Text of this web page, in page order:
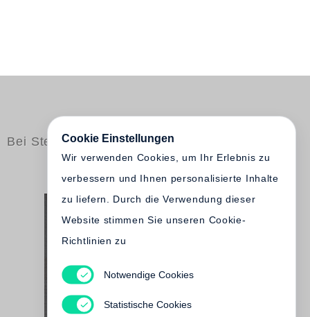
Bei Steidl erschienen
Too Much But Not Enough
Cookie Einstellungen
Wir verwenden Cookies, um Ihr Erlebnis zu
verbessern und Ihnen personalisierte Inhalte
zu liefern. Durch die Verwendung dieser
Website stimmen Sie unseren Cookie-
Richtlinien zu
Notwendige Cookies
Statistische Cookies